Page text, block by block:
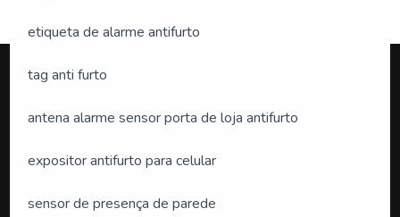
etiqueta de alarme antifurto
tag anti furto
antena alarme sensor porta de loja antifurto
expositor antifurto para celular
sensor de presença de parede
Silveira Alarmes.
O conteúdo do texto desta página é de direito reservado.
links, é proibida sem a autorização do autor. Crime de